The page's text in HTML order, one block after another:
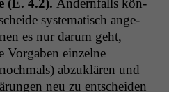
(E. 4.2). Andern­falls kön­
sys­tem­a­tisch ange­
es nur darum geht,
Vor­gaben einzelne
abzuk­lären und
neu zu entschei­den